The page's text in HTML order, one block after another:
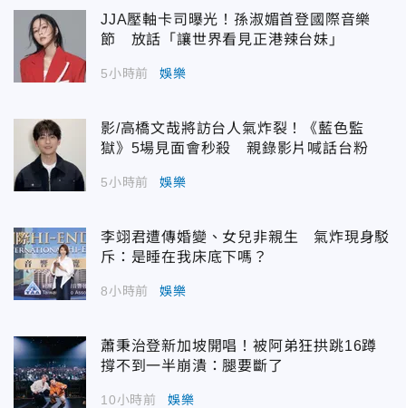
JJA壓軸卡司曝光！孫淑媚首登國際音樂
節 放話「讓世界看見正港辣台妹」
5小時前 娛樂
影/高橋文哉將訪台人氣炸裂！《藍色監
獄》5場見面會秒殺 親錄影片喊話台粉
5小時前 娛樂
李翊君遭傳婚變、女兒非親生 氣炸現身駁
斥：是睡在我床底下嗎？
8小時前 娛樂
蕭秉治登新加坡開唱！被阿弟狂拱跳16蹲
撐不到一半崩潰：腿要斷了
10小時前 娛樂